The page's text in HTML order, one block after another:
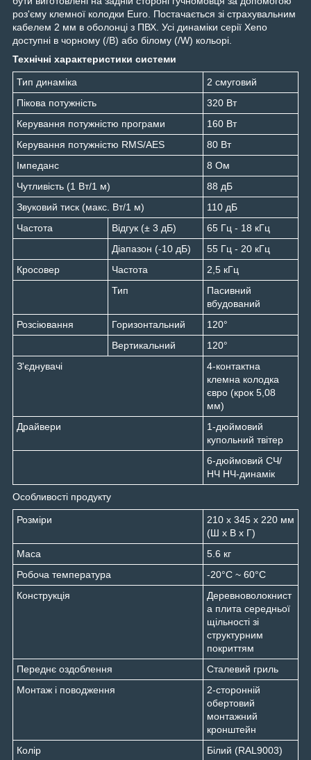
роз'єму клемної колодки Euro. Постачається зі страхувальним
кабелем 2 мм в оболонці з ПВХ. Усі динаміки серії Xeno
доступні в чорному (/B) або білому (/W) кольорі.
Технічні характеристики системи
Тип динаміка
2 смуговий
Пікова потужність
320 Вт
Керування потужністю програми
160 Вт
Керування потужністю RMS/AES
80 Вт
Імпеданс
8 Ом
Чутливість (1 Вт/1 м)
88 дБ
Звуковий тиск (макс. Вт/1 м)
110 дБ
Частота
Відгук (± 3 дБ)
65 Гц - 18 кГц
Діапазон (-10 дБ)
55 Гц - 20 кГц
Кросовер
Частота
2,5 кГц
Тип
Пасивний
вбудований
Розсіювання
Горизонтальний
120°
Вертикальний
120°
З'єднувачі
4-контактна
клемна колодка
євро (крок 5,08
мм)
Драйвери
1-дюймовий
купольний твітер
6-дюймовий СЧ/
НЧ НЧ-динамік
Особливості продукту
Розміри
210 х 345 х 220 мм
(Ш х В х Г)
Маса
5.6 кг
Робоча температура
-20°С ~ 60°С
Конструкція
Деревноволокнист
а плита середньої
щільності зі
структурним
покриттям
Переднє оздоблення
Сталевий гриль
Монтаж і поводження
2-сторонній
обертовий
монтажний
кронштейн
Колір
Білий (RAL9003)